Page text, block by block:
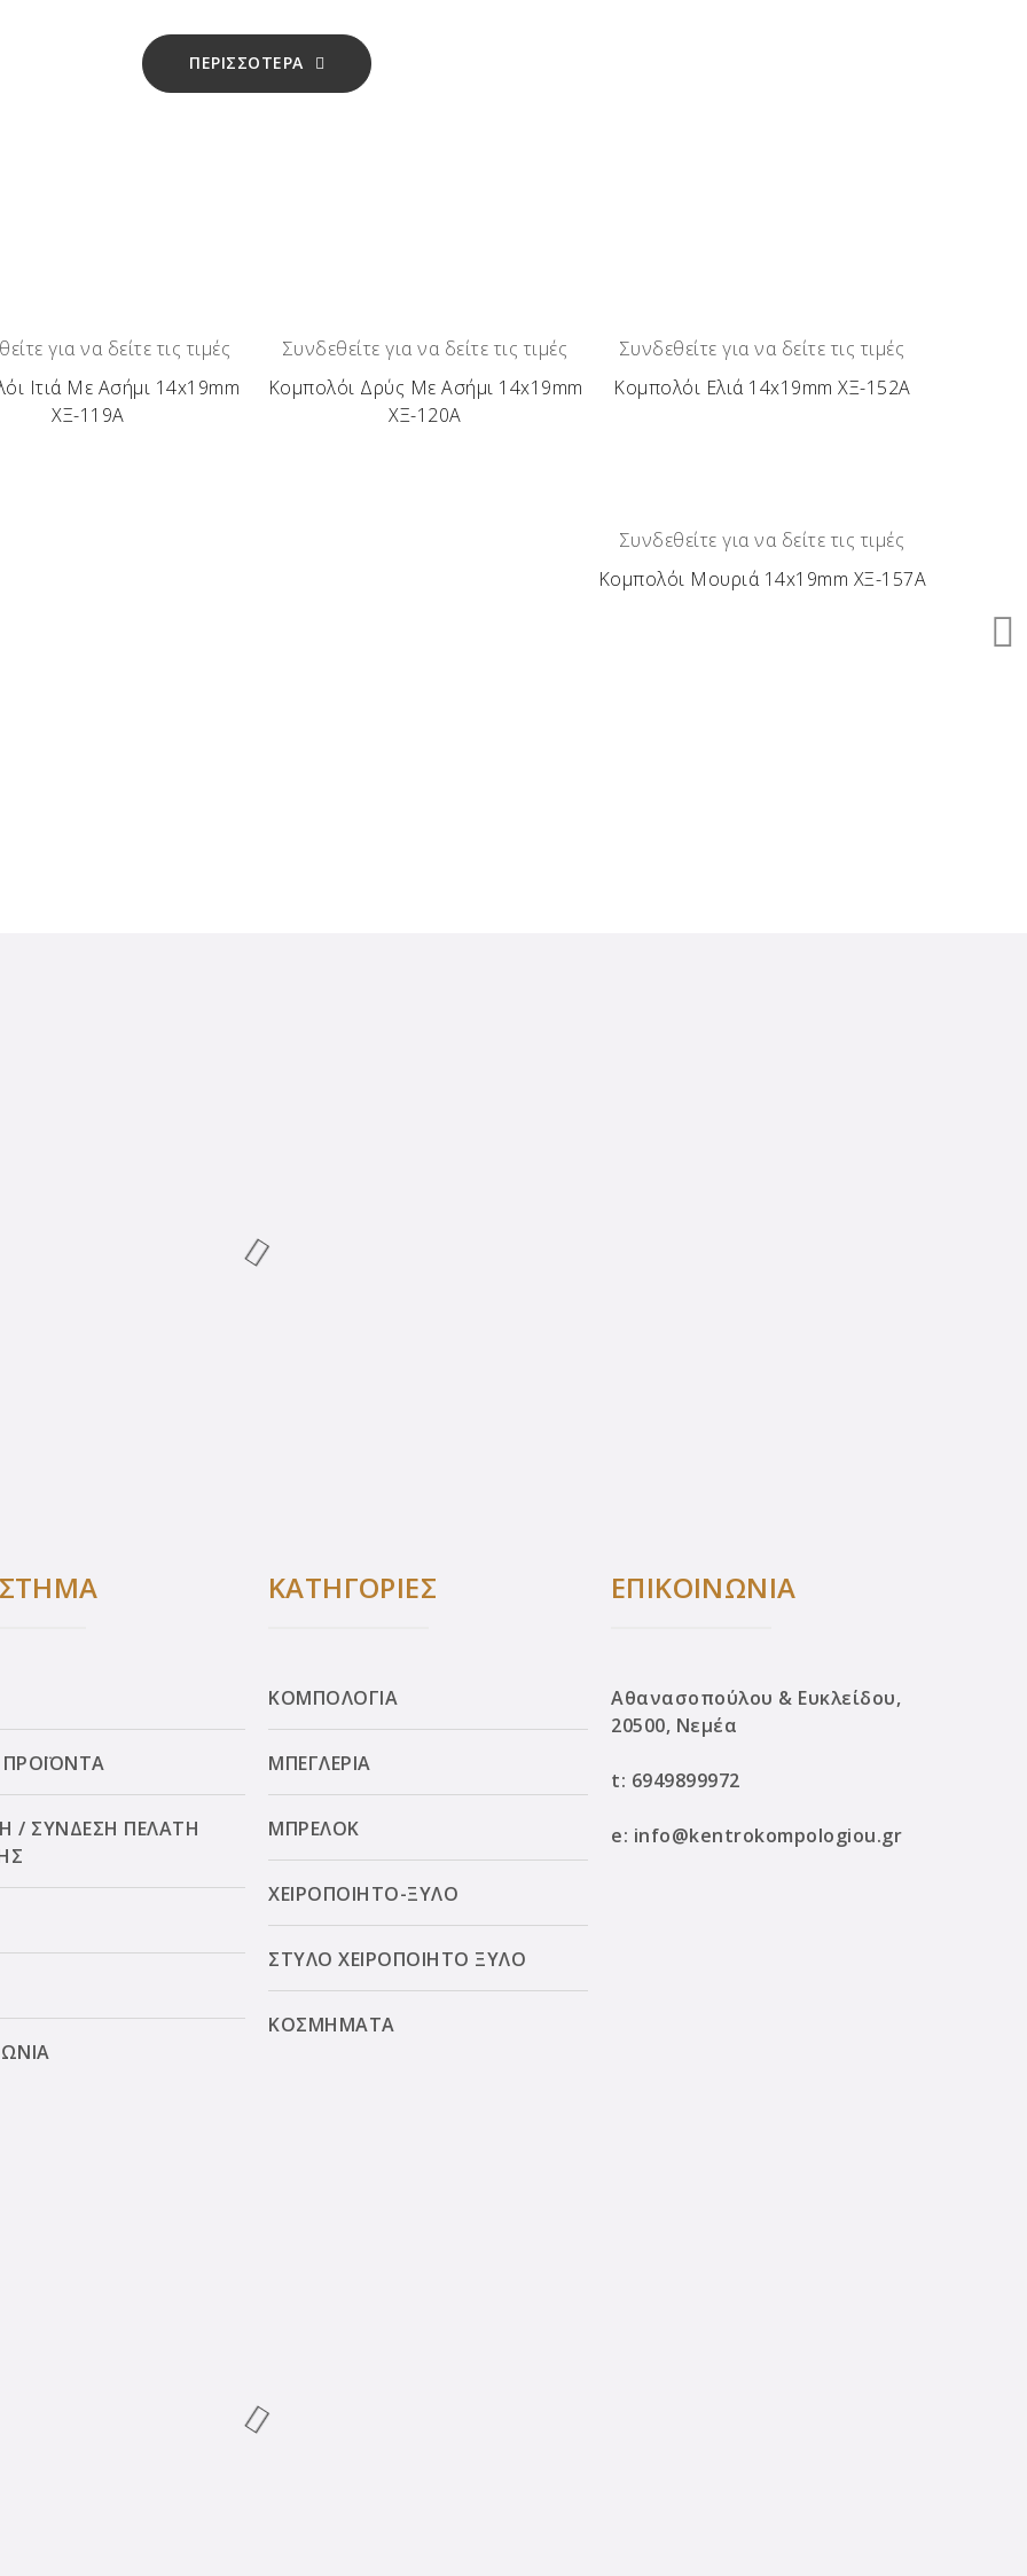
άλλο ακόμα και από το ίδιο κομμάτι ξύλου!
Στυλού, τι κρατάει στα χέρια του. Λόγω της ιδιαιτερότητάς τους, όπως αντιλαμβάνεστε, είναι
ΠΕΡΙΣΣΟΤΕΡΑ
για να δείτε τις τιμές
Ιτιά Με Ασήμι 14x19mm
ΧΞ-119Α
Συνδεθείτε για να δείτε τις τιμές
Κομπολόι Δρύς Με Ασήμι 14x19mm
ΧΞ-120Α
Συνδεθείτε για να δείτε τις τιμές
Κομπολόι Ελιά 14x19mm ΧΞ-152Α
Συνδεθείτε για να δείτε τις τιμές
Κομπολόι Μουριά 14x19mm ΧΞ-157Α
/ ΣΥΝΔΕΣΗ ΠΕΛΑΤΗ
ΚΑΤΗΓΟΡΙΕΣ
ΚΟΜΠΟΛΟΓΙΑ
ΜΠΕΓΛΕΡΙΑ
ΜΠΡΕΛΟΚ
ΧΕΙΡΟΠΟΙΗΤΟ-ΞΥΛΟ
ΣΤΥΛΟ ΧΕΙΡΟΠΟΙΗΤΟ ΞΥΛΟ
ΚΟΣΜΗΜΑΤΑ
ΕΠΙΚΟΙΝΩΝΙΑ
Αθανασοπούλου & Ευκλείδου,
20500, Νεμέα
t: 6949899972
e: info@kentrokompologiou.gr